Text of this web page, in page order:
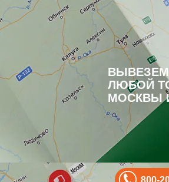
ЛЮБОЙ
МОСКВЫ
800-